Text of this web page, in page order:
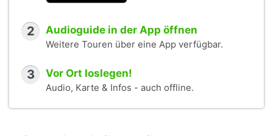
2 Audioguide in der App öffnen
Weitere Touren über eine App verfügbar.
3 Vor Ort loslegen!
Audio, Karte & Infos - auch offline.